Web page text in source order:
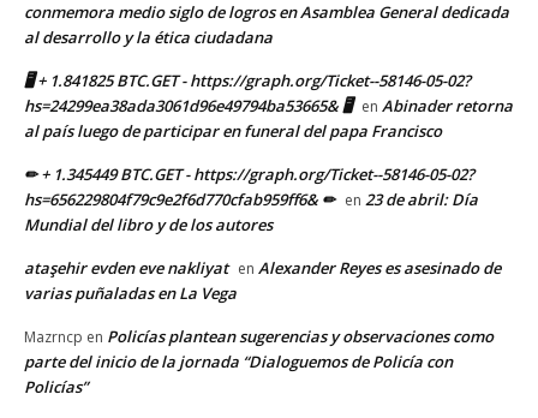
conmemora medio siglo de logros en Asamblea General dedicada
al desarrollo y la ética ciudadana
🖥 + 1.841825 BTC.GET - https://graph.org/Ticket--58146-05-02?
hs=24299ea38ada3061d96e49794ba53665& 🖥 en Abinader retorna
al país luego de participar en funeral del papa Francisco
✏ + 1.345449 BTC.GET - https://graph.org/Ticket--58146-05-02?
hs=656229804f79c9e2f6d770cfab959ff6& ✏ en 23 de abril: Día
Mundial del libro y de los autores
ataşehir evden eve nakliyat en Alexander Reyes es asesinado de
varias puñaladas en La Vega
Mazrncp en Policías plantean sugerencias y observaciones como
parte del inicio de la jornada “Dialoguemos de Policía con
Policías”